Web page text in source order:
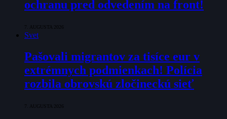
ochranu pred odvedením na front!
7. AUGUSTA 2026
Svet
Pašovali migrantov za tisíce eur v
extrémnych podmienkach! Polícia
rozbila obrovskú zločineckú sieť
7. AUGUSTA 2026